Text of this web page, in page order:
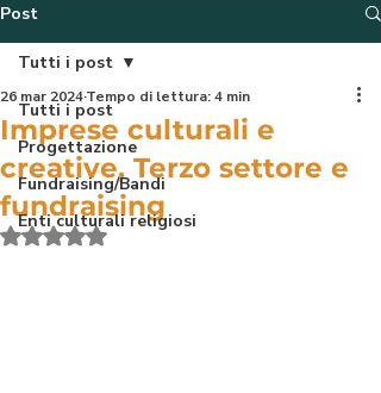
Post
Tutti i post
Progettazione
Fundraising/Bandi
Enti culturali religiosi
Tutti i post
Imprese culturali e
creative, Terzo settore e
fundraising
26 mar 2024Tempo di lettura: 4 min
Valutazione NaN stelle su 5.